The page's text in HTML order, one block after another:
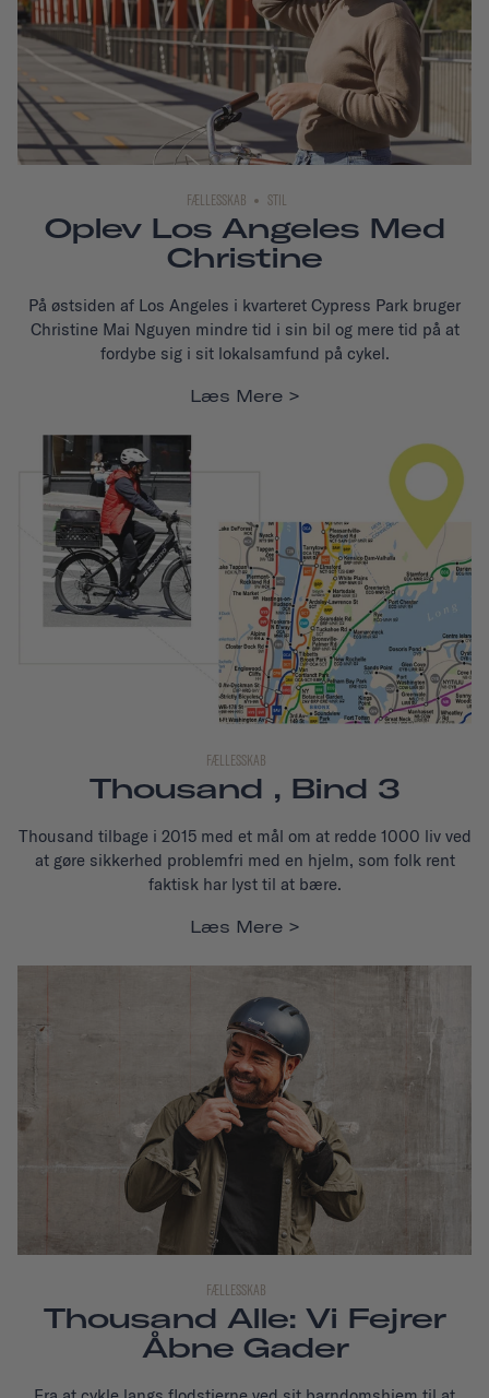
FÆLLESSKAB STIL
Oplev Los Angeles Med
Christine
På østsiden af Los Angeles i kvarteret Cypress Park bruger
Christine Mai Nguyen mindre tid i sin bil og mere tid på at
fordybe sig i sit lokalsamfund på cykel.
Læs Mere
FÆLLESSKAB
Thousand , Bind 3
Thousand tilbage i 2015 med et mål om at redde 1000 liv ved
at gøre sikkerhed problemfri med en hjelm, som folk rent
faktisk har lyst til at bære.
Læs Mere
FÆLLESSKAB
Thousand Alle: Vi Fejrer
Åbne Gader